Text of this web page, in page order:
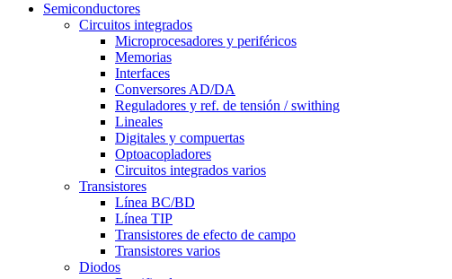
Semiconductores
Circuitos integrados
Microprocesadores y periféricos
Memorias
Interfaces
Conversores AD/DA
Reguladores y ref. de tensión / swithing
Lineales
Digitales y compuertas
Optoacopladores
Circuitos integrados varios
Transistores
Línea BC/BD
Línea TIP
Transistores de efecto de campo
Transistores varios
Diodos